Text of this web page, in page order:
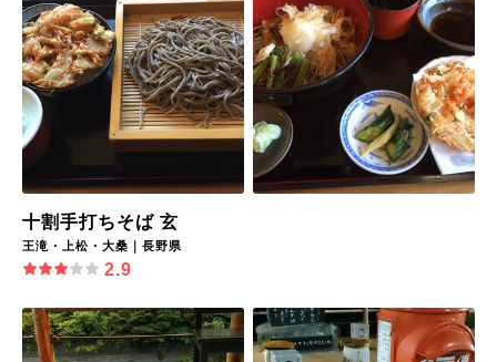
十割手打ちそば 玄
王滝・上松・大桑｜長野県
2.9